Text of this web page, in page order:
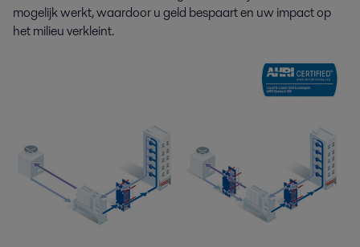
mogelijk werkt, waardoor u geld bespaart en uw impact op
het milieu verkleint.